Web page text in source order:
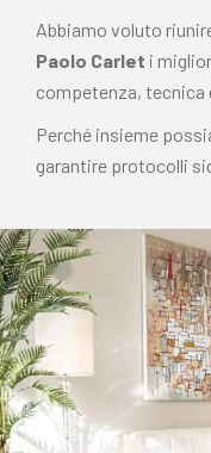
Abbiamo voluto
Paolo Carlet i
competenza, tecnica
Perché insieme
garantire protocolli